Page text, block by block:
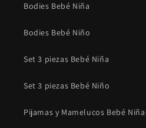
Bodies Bebé Niña
Bodies Bebé Niño
Set 3 piezas Bebé Niña
Set 3 piezas Bebé Niño
Pijamas y Mamelucos Bebé Niña